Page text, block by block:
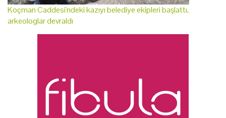
Koçman Caddesi'ndeki kazıyı belediye ekipleri başlattı,
arkeologlar devraldı